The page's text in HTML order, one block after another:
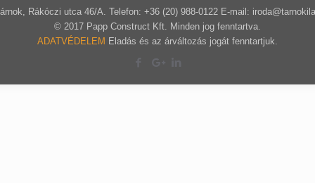
Rákóczi utca 46/A. Telefon: +36 (20) 988-0122 E-mail:
© 2017 Papp Construct Kft. Minden jog fenntartva.
ADATVÉDELEM Eladás és az árváltozás jogát fenntartjuk.